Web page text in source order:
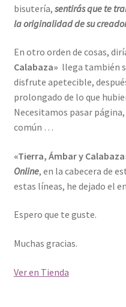
bisutería, sentirás que te
la originalidad de su
En otro orden de cosas,
Calabaza» llega también
disfrute apetecible,
prolongado de lo que
Necesitamos pasar
común …
«Tierra, Ámbar y
Online, en la cabecera de
estas líneas, he dejado el
Espero que te guste.
Muchas gracias.
Ver en Tienda